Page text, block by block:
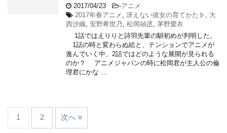
2017/04/23 -アニメ
2017年春アニメ
冴えない彼女の育てかた♭
大
西沙織 安野希世乃 松岡禎丞 茅野愛衣
1話ではえりりと詩羽先輩の馴初めが判明した。
1話の時と変わらぬ絵と、テンションでアニメが
進んでいく中、2話ではどのような展開が見られる
のか？ アニメジャパンの時に松岡君が主人公の倫
理君にかな …
1 2 次へ »